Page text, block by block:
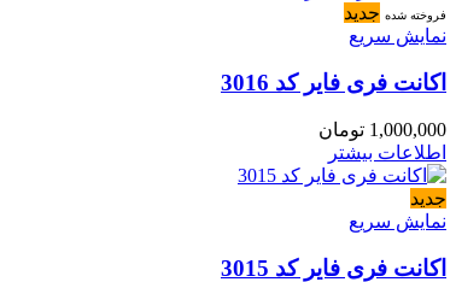
فروخته شده جدید
نمایش سریع
اکانت فری فایر کد 3016
1,000,000 تومان
اطلاعات بیشتر
جدید
نمایش سریع
اکانت فری فایر کد 3015